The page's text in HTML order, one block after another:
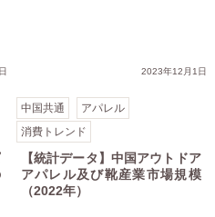
2023年12月1日
中国共通
アパレル
消費トレンド
【統計データ】中国アウトドア
アパレル及び靴産業市場規模
（2022年）